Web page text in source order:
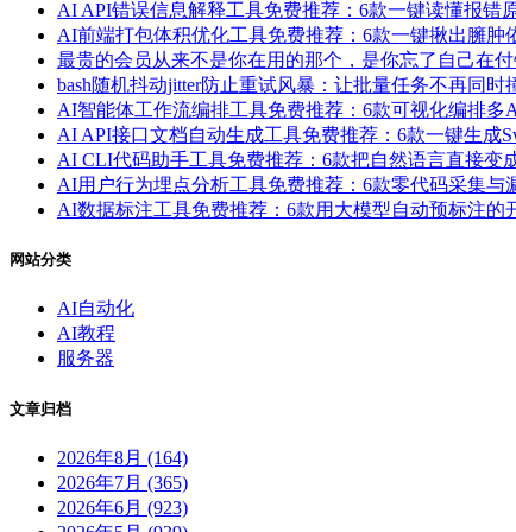
AI API错误信息解释工具免费推荐：6款一键读懂报错
AI前端打包体积优化工具免费推荐：6款一键揪出臃
最贵的会员从来不是你在用的那个，是你忘了自己在
bash随机抖动jitter防止重试风暴：让批量任务不再同时
AI智能体工作流编排工具免费推荐：6款可视化编排多
AI API接口文档自动生成工具免费推荐：6款一键生成
AI CLI代码助手工具免费推荐：6款把自然语言直接变
AI用户行为埋点分析工具免费推荐：6款零代码采集
AI数据标注工具免费推荐：6款用大模型自动预标注的
网站分类
AI自动化
AI教程
服务器
文章归档
2026年8月 (164)
2026年7月 (365)
2026年6月 (923)